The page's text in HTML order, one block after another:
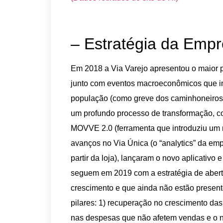
– Estratégia da
Em 2018 a Via Varejo apresentou o
junto com eventos macroeconômicos que
população (como greve dos
um profundo processo de transformação,
MOVVE 2.0 (ferramenta que introduziu
avanços no Via Única (o “analytics” da
partir da loja), lançaram o novo aplicativo
seguem em 2019 com a estratégia de
crescimento e que ainda não estão
pilares: 1) recuperação no crescimento
nas despesas que não afetem vendas e o